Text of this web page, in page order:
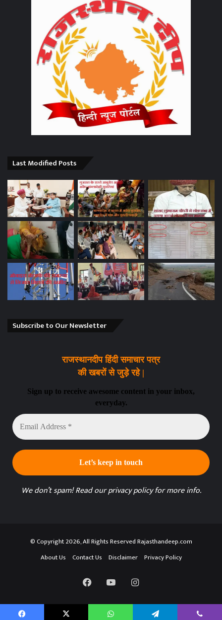
Last Modified Posts
Subscribe to Our Newsletter
राजस्थानदीप हिंदी समाचार पत्र
की खबरों से जुड़े रहे |
Sign up to receive awesome content in your inbox,
everyday.
Email
Address
*
We don’t spam! Read ourprivacy policyfor more info.
© Copyright 2026, All Rights Reserved Rajasthandeep.com
About Us
Contact Us Disclaimer Privacy Policy
FacebookYouTubeInstagram